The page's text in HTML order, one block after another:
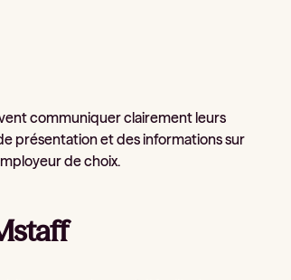
communiquer clairement leurs
présentation et des informations sur
de choix.